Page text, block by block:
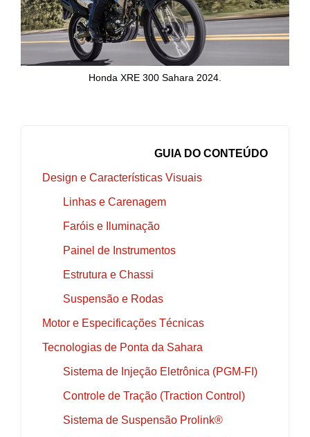
Honda XRE 300 Sahara 2024.
GUIA DO CONTEÚDO
Design e Características Visuais
Linhas e Carenagem
Faróis e Iluminação
Painel de Instrumentos
Estrutura e Chassi
Suspensão e Rodas
Motor e Especificações Técnicas
Tecnologias de Ponta da Sahara
Sistema de Injeção Eletrônica (PGM-FI)
Controle de Tração (Traction Control)
Sistema de Suspensão Prolink®